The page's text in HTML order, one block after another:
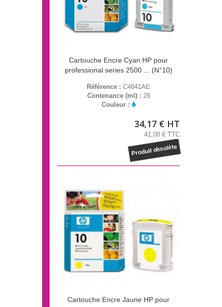
Cartouche Encre Cyan HP pour
professional series 2500 ... (N°10)
Référence : C4841AE
Contenance (ml) : 28
Couleur :
34,17 € HT
41,00 € TTC
Produit obsolète
Cartouche Encre Jaune HP pour